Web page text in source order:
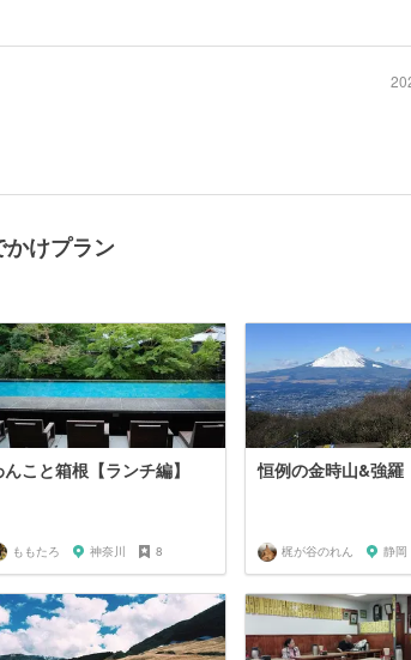
かけプラン
んこと箱根【ランチ編】
ももたろ 神奈川 8
恒例の金時山&強羅
梶が谷のれん 静岡